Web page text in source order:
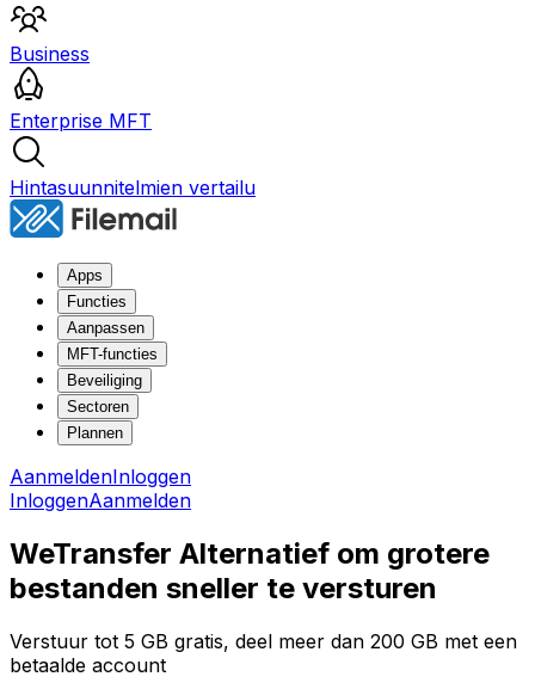
Business
Enterprise MFT
Hintasuunnitelmien vertailu
Apps
Functies
Aanpassen
MFT-functies
Beveiliging
Sectoren
Plannen
AanmeldenInloggen
InloggenAanmelden
WeTransfer Alternatief om grotere
bestanden sneller te versturen
Verstuur tot 5 GB gratis, deel meer dan 200 GB met een
betaalde account